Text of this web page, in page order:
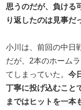
思うのだが、負ける
り返したのは見事だ
小川は、前回の中日
だが、2本のホーム
てしまっていた。 今
丁寧に投げ込むこと
まではヒットを一本